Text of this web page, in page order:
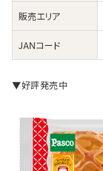
販売エリア
JANコード
▼好評発売中